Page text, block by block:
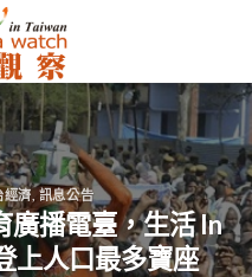
經濟 訊息公告
廣播電臺，生活 In
上人口最多寶座